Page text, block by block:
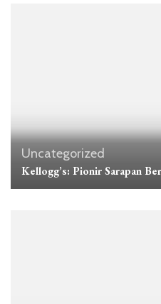
Uncategorized
Kellogg’s: Pionir Sarapan